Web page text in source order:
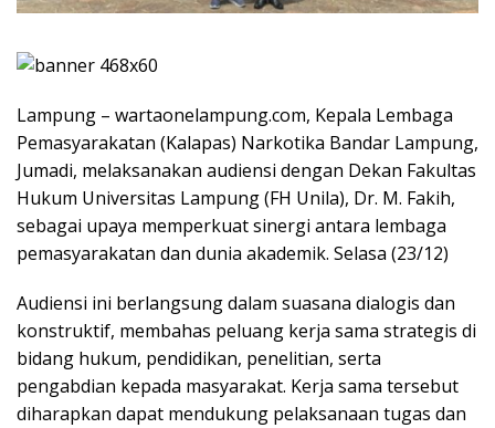
Lampung – wartaonelampung.com, Kepala Lembaga
Pemasyarakatan (Kalapas) Narkotika Bandar Lampung,
Jumadi, melaksanakan audiensi dengan Dekan Fakultas
Hukum Universitas Lampung (FH Unila), Dr. M. Fakih,
sebagai upaya memperkuat sinergi antara lembaga
pemasyarakatan dan dunia akademik. Selasa (23/12)
Audiensi ini berlangsung dalam suasana dialogis dan
konstruktif, membahas peluang kerja sama strategis di
bidang hukum, pendidikan, penelitian, serta
pengabdian kepada masyarakat. Kerja sama tersebut
diharapkan dapat mendukung pelaksanaan tugas dan